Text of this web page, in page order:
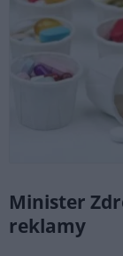
Minister
reklamy